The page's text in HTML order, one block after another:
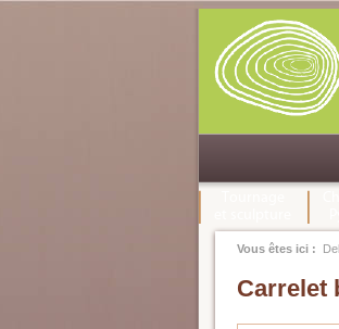
Vous êtes ici :
Carrelet